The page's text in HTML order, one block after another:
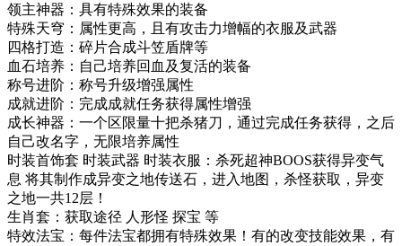
领主神器：具有特殊效果的装备
特殊天穹：属性更高，且有攻击力增幅的衣服及武器
四格打造：碎片合成斗笠盾牌等
血石培养：自己培养回血及复活的装备
称号进阶：称号升级增强属性
成就进阶：完成成就任务获得属性增强
成长神器：一个区限量十把杀猪刀，通过完成任务获得，之后
自己改名字，无限培养属性
时装首饰套 时装武器 时装衣服：杀死超神BOOS获得异变气
息 将其制作成异变之地传送石，进入地图，杀怪获取，异变
之地一共12层！
生肖套：获取途径 人形怪 探宝 等
特效法宝：每件法宝都拥有特殊效果！有的改变技能效果，有